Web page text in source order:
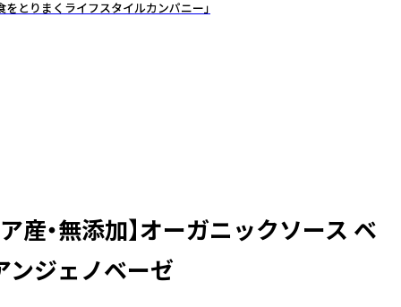
とりまくライフスタイルカンパニー」
ア産・無添加】オーガニックソース ベ
ンジェノベーゼ